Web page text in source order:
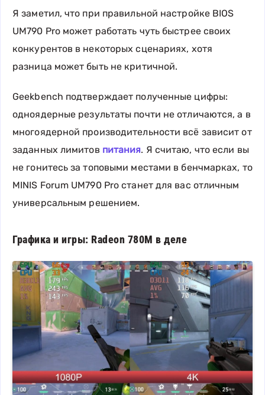
Я заметил, что при правильной настройке BIOS
UM790 Pro может работать чуть быстрее своих
конкурентов в некоторых сценариях, хотя
разница может быть не критичной.
Geekbench подтверждает полученные цифры:
одноядерные результаты почти не отличаются, а в
многоядерной производительности всё зависит от
заданных лимитов питания. Я считаю, что если вы
не гонитесь за топовыми местами в бенчмарках, то
MINIS Forum UM790 Pro станет для вас отличным
универсальным решением.
Графика и игры: Radeon 780M в деле